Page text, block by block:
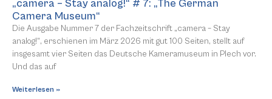
„camera – Stay analog!“ # 7: „The German
Camera Museum“
Die Ausgabe Nummer 7 der Fachzeitschrift „camera – Stay
analog!“, erschienen im März 2026 mit gut 100 Seiten, stellt auf
insgesamt vier Seiten das Deutsche Kameramuseum in Plech vor.
Und das auf
Weiterlesen »